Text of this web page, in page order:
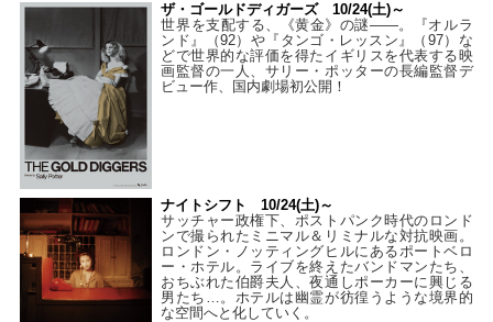
ザ・ゴールドディガーズ 10/24(土)～
世界を支配する、《黄金》の謎――。『オルラ
ンド』（92）や『タンゴ・レッスン』（97）な
どで世界的な評価を得たイギリスを代表する映
画監督の一人、サリー・ポッターの長編監督デ
ビュー作、国内劇場初公開！
ナイトシフト 10/24(土)～
サッチャー政権下、ポストパンク時代のロンド
ンで撮られたミニマル＆リミナルな対抗映画。
ロンドン・ノッティングヒルにあるポートベロ
ー・ホテル。ライブを終えたバンドマンたち、
おちぶれた伯爵夫人、夜通しポーカーに興じる
男たち…。ホテルは幽霊が彷徨うような境界的
な空間へと化していく。